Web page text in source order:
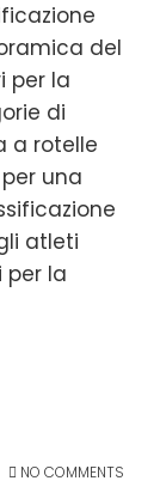
del
per la
di
a rotelle
una
atleti
per la
NO COMMENTS